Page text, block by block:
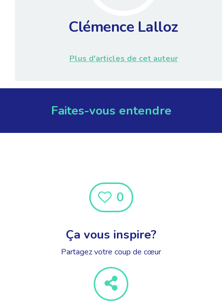
Clémence Lalloz
Plus d'articles de cet auteur
Faites-vous entendre
0
Ça vous inspire?
Partagez votre coup de cœur